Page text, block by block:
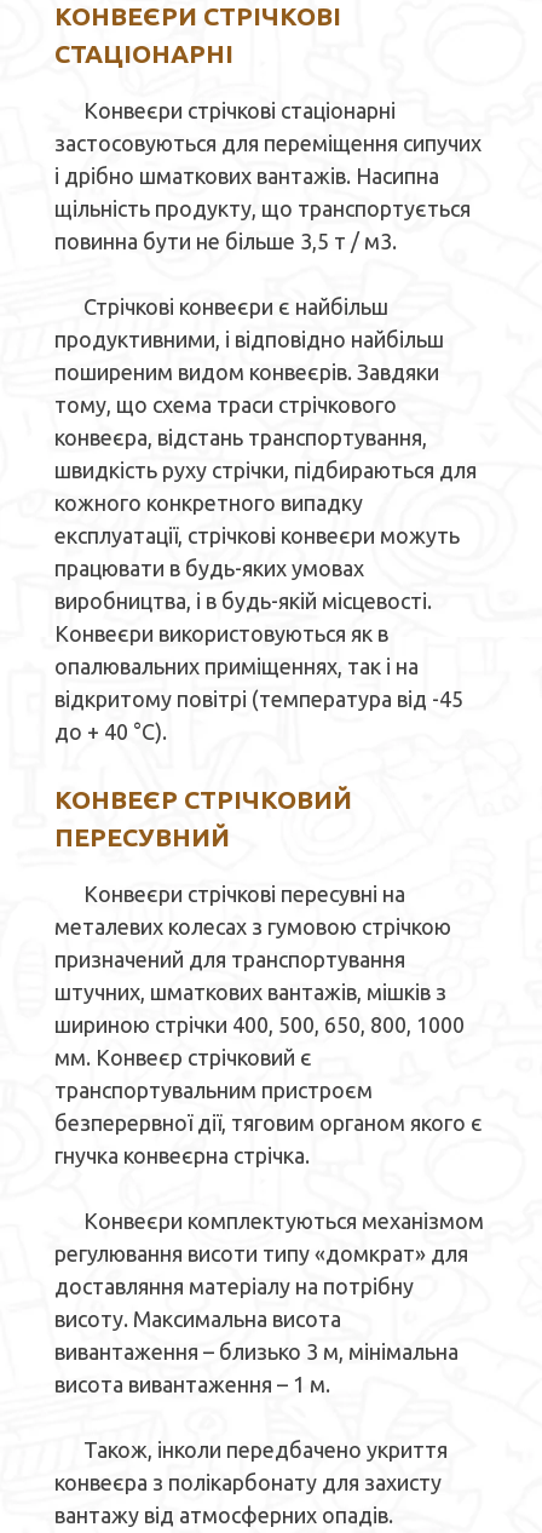
КОНВЕЄРИ СТРІЧКОВІ
СТАЦІОНАРНІ
Конвеєри стрічкові стаціонарні
застосовуються для переміщення сипучих
і дрібно шматкових вантажів. Насипна
щільність продукту, що транспортується
повинна бути не більше 3,5 т / м3.
Стрічкові конвеєри є найбільш
продуктивними, і відповідно найбільш
поширеним видом конвеєрів. Завдяки
тому, що схема траси стрічкового
конвеєра, відстань транспортування,
швидкість руху стрічки, підбираються для
кожного конкретного випадку
експлуатації, стрічкові конвеєри можуть
працювати в будь-яких умовах
виробництва, і в будь-якій місцевості.
Конвеєри використовуються як в
опалювальних приміщеннях, так і на
відкритому повітрі (температура від -45
до + 40 °С).
КОНВЕЄР СТРІЧКОВИЙ
ПЕРЕСУВНИЙ
Конвеєри стрічкові пересувні на
металевих колесах з гумовою стрічкою
призначений для транспортування
штучних, шматкових вантажів, мішків з
шириною стрічки 400, 500, 650, 800, 1000
мм. Конвеєр стрічковий є
транспортувальним пристроєм
безперервної дії, тяговим органом якого є
гнучка конвеєрна стрічка.
Конвеєри комплектуються механізмом
регулювання висоти типу «домкрат» для
доставляння матеріалу на потрібну
висоту. Максимальна висота
вивантаження – близько 3 м, мінімальна
висота вивантаження – 1 м.
Також, інколи передбачено укриття
конвеєра з полікарбонату для захисту
вантажу від атмосферних опадів.